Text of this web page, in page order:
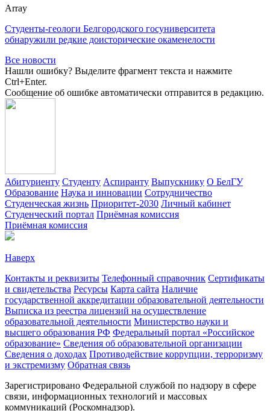
Array
Студенты-геологи Белгородского госуниверситета
обнаружили редкие доисторические окаменелости
Все новости
Нашли ошибку? Выделите фрагмент текста и нажмите
Ctrl+Enter.
Сообщение об ошибке автоматически отправится в редакцию.
Абитуриенту Студенту Аспиранту Выпускнику О БелГУ
Образование Наука и инновации Сотрудничество
Студенческая жизнь Приоритет-2030 Личный кабинет
Студенческий портал Приёмная комиссия
Приёмная комиссия
Наверх
Контакты и реквизиты Телефонный справочник Сертификаты
и свидетельства Ресурсы Карта сайта Наличие
государственной аккредитации образовательной деятельности
Выписка из реестра лицензий на осуществление
образовательной деятельности Министерствo науки и
высшего образования РФ Федеральный портал «Российское
образование» Сведения об образовательной организации
Сведения о доходах Противодействие коррупции, терроризму
и экстремизму Обратная связь
Зарегистрировано Федеральной службой по надзору в сфере
связи, информационных технологий и массовых
коммуникаций (Роскомнадзор).